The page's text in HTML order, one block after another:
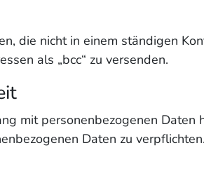
die nicht in einem ständigen
als „bcc“ zu versenden.
mit personenbezogenen Daten
Daten zu verpflichten.